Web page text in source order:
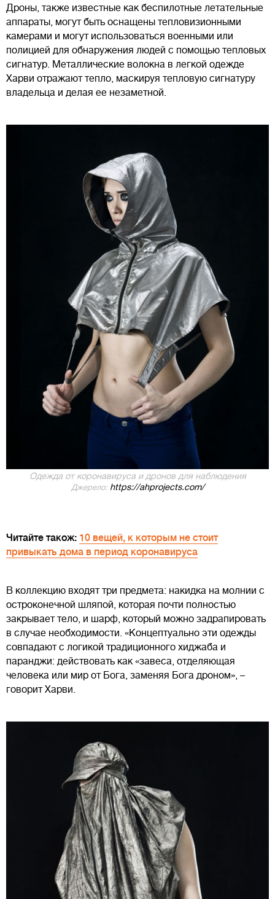
Дроны, также известные как беспилотные летательные
аппараты, могут быть оснащены тепловизионными
камерами и могут использоваться военными или
полицией для обнаружения людей с помощью тепловых
сигнатур. Металлические волокна в легкой одежде
Харви отражают тепло, маскируя тепловую сигнатуру
владельца и делая ее незаметной.
Одежда от коронавируса и дронов для наблюдения
Джерело:https://ahprojects.com/
Читайте також: 10 вещей, к которым не стоит
привыкать дома в период коронавируса
В коллекцию входят три предмета: накидка на молнии с
остроконечной шляпой, которая почти полностью
закрывает тело, и шарф, который можно задрапировать
в случае необходимости. «Концептуально эти одежды
совпадают с логикой традиционного хиджаба и
паранджи: действовать как «завеса, отделяющая
человека или мир от Бога, заменяя Бога дроном», –
говорит Харви.